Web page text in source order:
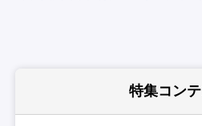
特集コン